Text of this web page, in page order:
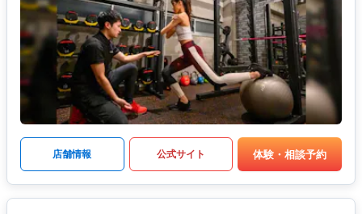
店舗情報 公式サイト 体験・相談予約